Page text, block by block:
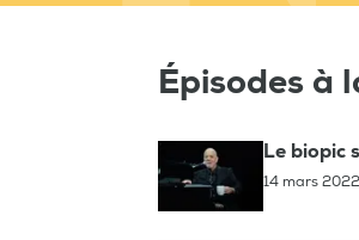
Épisodes à
Le biopic
14 mars 2022